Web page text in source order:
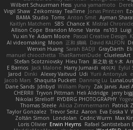
Wilbert Schuurman Hess yuna yamamoto
Virgil Shaw Zeikomiray TeaTime Jonas Printzen
BAMA Studio Toms Anton Smit Ayman
Kaitlyn Matchem
SBS Chance K Mistral
Allison Cope Brandon Morse Vanta ns103 Luigi
Yu xin Ye Adam Moore Pascal Creative Design
AI videomaking Moon 正和 綱嶋 David KALFON
Wenxin Huang Sarah BADJI GrayDarth
manuel chiocchetta ThatRamenDude CluelessArt
Stefan Scotzniovsky Hieu Tran 新之助 佐々木
E Barrios Jack Malone Harry Jumaidi 에이지 Eylül
Jarod Dinki Alexey Vaitvud Udi Yurii Antonyuk
Jacob Mars Shaquita Puckett Danning Lu
Dane Sands Jdnbyd William Parry Zak Jarvis Axel
CHERRII Tryvon Pittman Heli Aldridge jerry
Nikolai Strelioff RYDBRG PHOTOGRAPHY
Thomas Steele Alicia Zimmermann Patrick
Taylor Gonzalez Trevor Seitz Aaron Eva Eoska V
Zoltán Simon
Londolan Cedric Wurm Max
Loris Olivier Erwin Heyms Rafael Santisteban